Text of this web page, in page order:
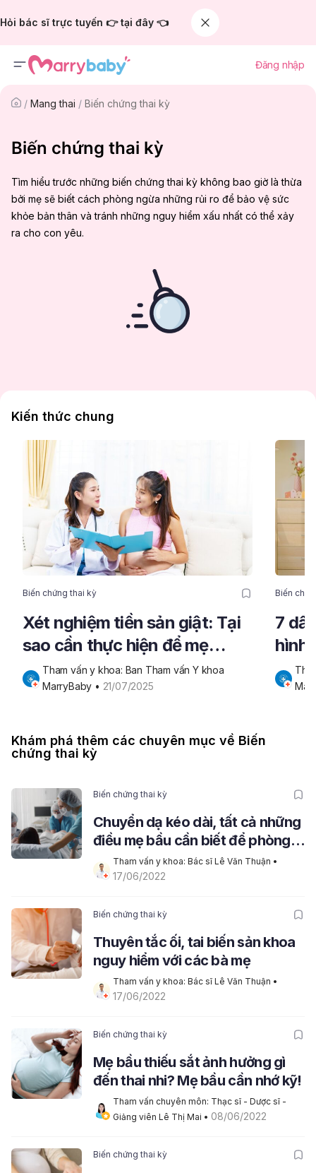
Hỏi bác sĩ trực tuyến 👉 tại đây 👈
Đăng nhập
/ Mang thai / Biến chứng thai kỳ
Biến chứng thai kỳ
Tìm hiểu trước những biến chứng thai kỳ không bao giờ là thừa
bởi mẹ sẽ biết cách phòng ngừa những rủi ro để bảo vệ sức
khỏe bản thân và tránh những nguy hiểm xấu nhất có thể xảy
ra cho con yêu.
Kiến thức chung
Biến chứng thai kỳ
Xét nghiệm tiền sản giật: Tại
sao cần thực hiện để mẹ
khỏe, bé an toàn?
Tham vấn y khoa: Ban Tham vấn Y khoa
MarryBaby • 21/07/2025
Biến
7
hình
Khám phá thêm các chuyên mục về Biến
chứng thai kỳ
Biến chứng thai kỳ
Chuyển dạ kéo dài, tất cả những
điều mẹ bầu cần biết để phòng
tránhTham vấn y khoa: Bác sĩ Lê Văn Thuận
17/06/2022
Biến chứng thai kỳ
Thuyên tắc ối, tai biến sản khoa
nguy hiểm với các bà mẹ
Tham vấn y khoa: Bác sĩ Lê Văn Thuận
17/06/2022
Biến chứng thai kỳ
Mẹ bầu thiếu sắt ảnh hưởng gì
đến thai nhi? Mẹ bầu cần nhớ kỹ!
Tham vấn chuyên môn: Thạc sĩ - Dược sĩ -
Giảng viên Lê Thị Mai • 08/06/2022
Biến chứng thai kỳ